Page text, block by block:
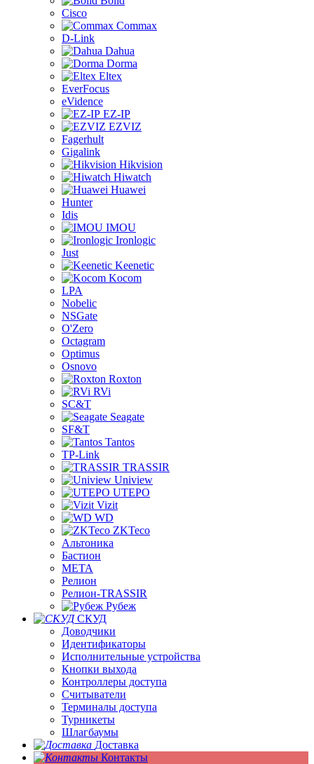
Cisco
Commax
D-Link
Dahua
Dorma
Eltex
EverFocus
eVidence
EZ-IP
EZVIZ
Fagerhult
Gigalink
Hikvision
Hiwatch
Huawei
Hunter
Idis
IMOU
Ironlogic
Just
Keenetic
Kocom
LPA
Nobelic
NSGate
O'Zero
Octagram
Optimus
Osnovo
Roxton
RVi
SC&T
Seagate
SF&T
Tantos
TP-Link
TRASSIR
Uniview
UTEPO
Vizit
WD
ZKTeco
Альтоника
Бастион
МЕТА
Релион
Релион-TRASSIR
Рубеж
СКУД
Доводчики
Идентификаторы
Исполнительные устройства
Кнопки выхода
Контроллеры доступа
Считыватели
Терминалы доступа
Турникеты
Шлагбаумы
Доставка
Контакты